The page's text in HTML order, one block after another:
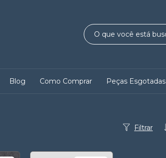
Blog Como Comprar Peças Esgotadas
Filtrar